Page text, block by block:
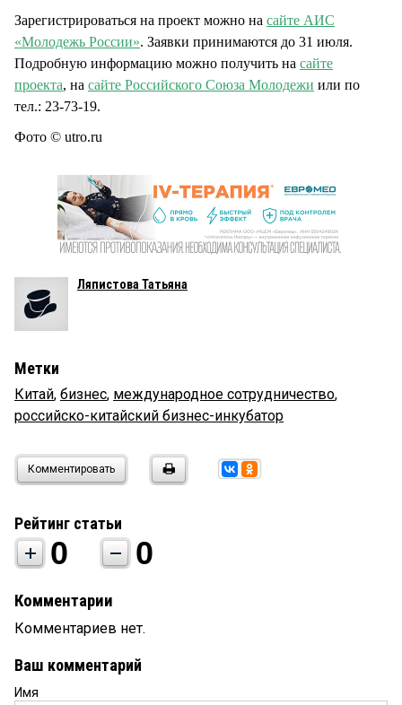
Зарегистрироваться на проект можно на сайте АИС
«Молодежь России». Заявки принимаются до 31 июля.
Подробную информацию можно получить на сайте
проекта, на сайте Российского Союза Молодежи или по
тел.: 23-73-19.
Фото © utro.ru
Ляпистова Татьяна
Метки
Китай, бизнес, международное сотрудничество,
российско-китайский бизнес-инкубатор
Комментировать
Рейтинг статьи
0 0
Комментарии
Комментариев нет.
Ваш комментарий
Имя